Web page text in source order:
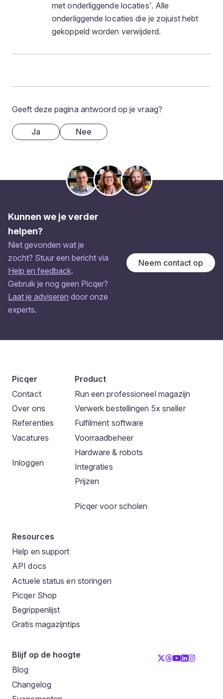
met onderliggende locaties'. Alle
onderliggende locaties die je zojuist hebt
gekoppeld worden verwijderd.
Geeft deze pagina antwoord op je vraag?
Ja Nee
Kunnen we je verder
helpen?
Niet gevonden wat je
zocht? Stuur een bericht via
Help en feedback.
Gebruik je nog geen Picqer?
Laat je adviseren door onze
experts.
Neem contact op
Picqer
Contact
Over ons
Referenties
Vacatures
Inloggen
Product
Run een professioneel magazijn
Verwerk bestellingen 5x sneller
Fulfilment software
Voorraadbeheer
Hardware & robots
Integraties
Prijzen
Picqer voor scholen
Resources
Help en support
API docs
Actuele status en storingen
Picqer Shop
Begrippenlijst
Gratis magazijntips
Blijf op de hoogte
Blog
Changelog